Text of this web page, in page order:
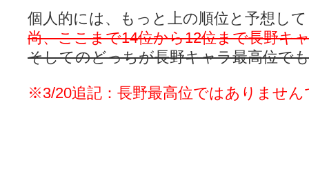
個人的には、もっと上の順位と予想し
尚、ここまで14位から12位まで長野キ
そしてのどっちが長野キャラ最高位で
※3/20追記：長野最高位ではありませ